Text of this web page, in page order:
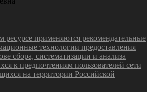
применяются рекомендательные
технологии предоставления
сбора, систематизации и анализа
к предпочтениям пользователей сети
на территории Российской